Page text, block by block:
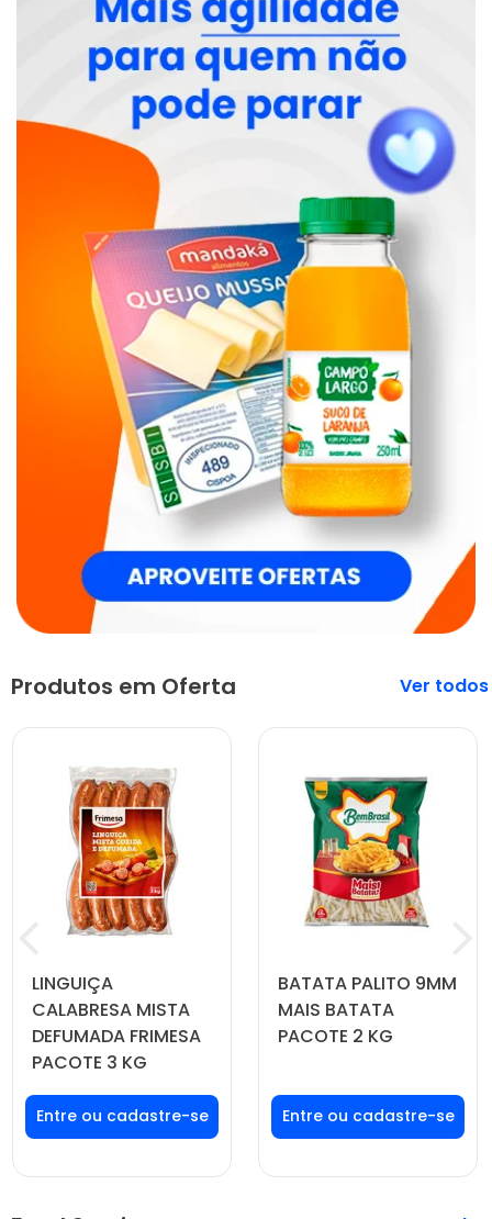
Produtos em Oferta
LINGUIÇA
CALABRESA MISTA
DEFUMADA FRIMESA
PACOTE 3 KG
Faça seu login ou
cadastre-se para
ver preços e
BATATA PALITO 9MM
MAIS BATATA
PACOTE 2 KG
Faça seu login ou
cadastre-se para
ver preços e